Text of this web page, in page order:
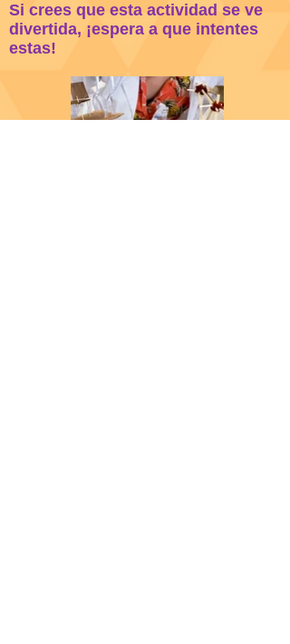
Si crees que esta actividad se ve
divertida, ¡espera a que intentes
estas!